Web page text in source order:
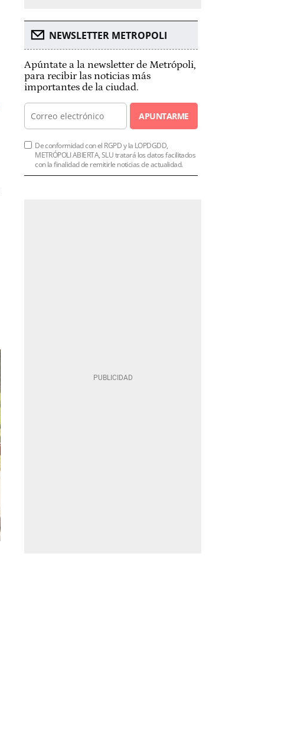
NEWSLETTER METROPOLI
Apúntate a la newsletter de Metrópoli,
para recibir las noticias más
importantes de la ciudad.
APUNTARME
De conformidad con el RGPD y la LOPDGDD,
METRÓPOLI ABIERTA, SLU tratará los datos facilitados
con la finalidad de remitirle noticias de actualidad.